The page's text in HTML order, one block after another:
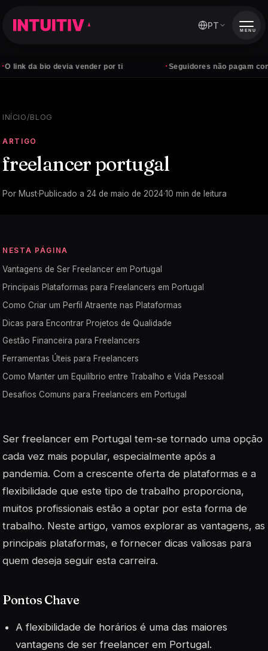
devia vender por ti ·Seguidores não pagam contas —
PT MENU
INÍCIO/BLOG
ARTIGO
freelancer portugal
Por Must·Publicado a 24 de maio de 2024·10 min de leitura
NESTA PÁGINA
Vantagens de Ser Freelancer em Portugal
Principais Plataformas para Freelancers em Portugal
Como Criar um Perfil Atraente nas Plataformas
Dicas para Encontrar Projetos de Qualidade
Gestão Financeira para Freelancers
Ferramentas Úteis para Freelancers
Como Manter um Equilíbrio entre Trabalho e Vida Pessoal
Desafios Comuns para Freelancers em Portugal
Ser freelancer em Portugal tem-se tornado uma opção
cada vez mais popular, especialmente após a
pandemia. Com a crescente oferta de plataformas e a
flexibilidade que este tipo de trabalho proporciona,
muitos profissionais estão a optar por esta forma de
trabalho. Neste artigo, vamos explorar as vantagens, as
principais plataformas, e fornecer dicas valiosas para
quem deseja seguir esta carreira.
Pontos Chave
A flexibilidade de horários é uma das maiores
vantagens de ser freelancer em Portugal.